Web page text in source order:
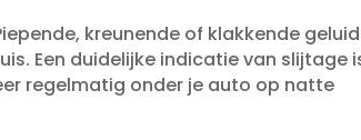
kreunende of klakkende
Een duidelijke indicatie van slijtage
regelmatig onder je auto op natte